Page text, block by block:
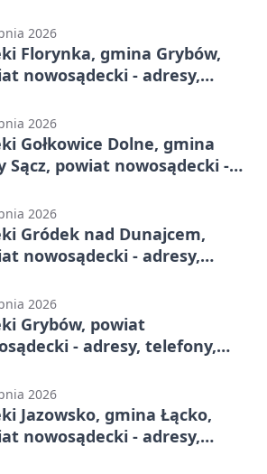
2026
Florynka, gmina Grybów,
nowosądecki - adresy,
2026
Gołkowice Dolne, gmina
Sącz, powiat nowosądecki -
2026
Gródek nad Dunajcem,
nowosądecki - adresy,
2026
Grybów, powiat
- adresy, telefony,
2026
Jazowsko, gmina Łącko,
nowosądecki - adresy,